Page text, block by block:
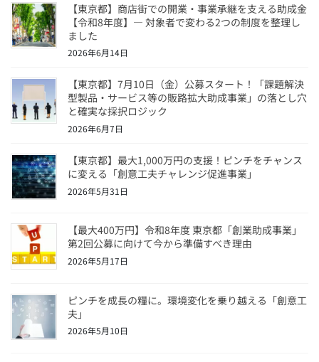
【東京都】商店街での開業・事業承継を支える助成金
【令和8年度】― 対象者で変わる2つの制度を整理し
ました
2026年6月14日
【東京都】7月10日（金）公募スタート！「課題解決
型製品・サービス等の販路拡大助成事業」の落とし穴
と確実な採択ロジック
2026年6月7日
【東京都】最大1,000万円の支援！ピンチをチャンス
に変える「創意工夫チャレンジ促進事業」
2026年5月31日
【最大400万円】令和8年度 東京都「創業助成事業」
第2回公募に向けて今から準備すべき理由
2026年5月17日
ピンチを成長の糧に。環境変化を乗り越える「創意工
夫」
2026年5月10日